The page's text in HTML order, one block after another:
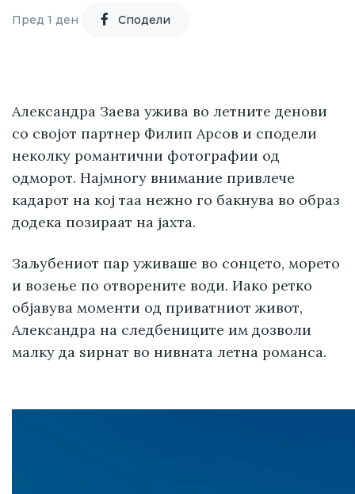
Пред 1 ден Cподели
Александра Заева ужива во летните денови
со својот партнер Филип Арсов и сподели
неколку романтични фотографии од
одморот. Најмногу внимание привлече
кадарот на кој таа нежно го бакнува во образ
додека позираат на јахта.
Заљубениот пар уживаше во сонцето, морето
и возење по отворените води. Иако ретко
објавува моменти од приватниот живот,
Александра на следбениците им дозволи
малку да ѕирнат во нивната летна романса.